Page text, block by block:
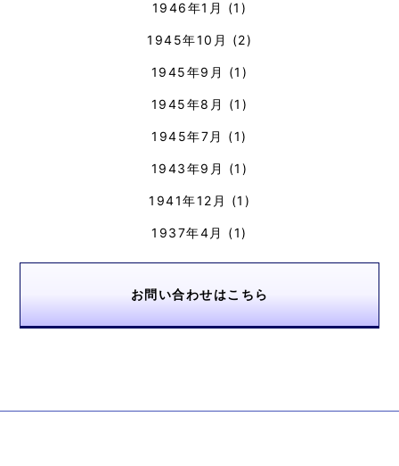
1946年1月 (1)
1945年10月 (2)
1945年9月 (1)
1945年8月 (1)
1945年7月 (1)
1943年9月 (1)
1941年12月 (1)
1937年4月 (1)
お問い合わせはこちら